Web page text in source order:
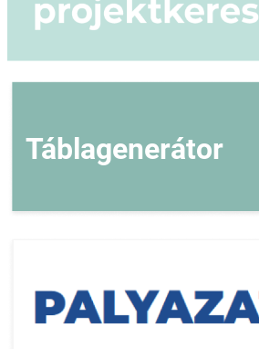
Táblagenerátor